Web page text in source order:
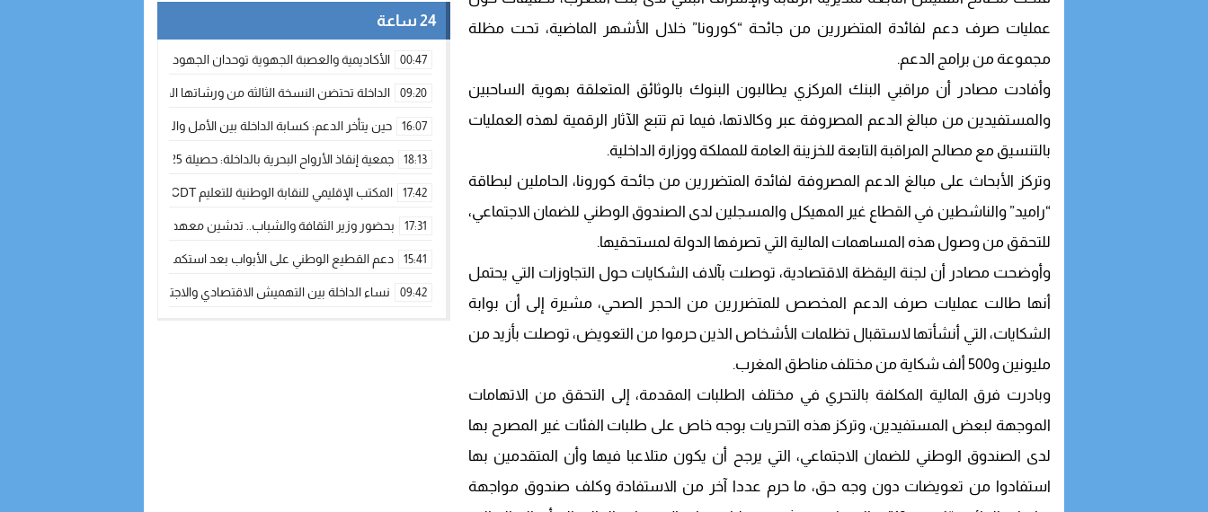
عمليات صرف دعم لفائدة المتضررين من جائحة “كورونا” خلال الأشهر الماضية، تحت مظلة
مجموعة من برامج الدعم.
وأفادت مصادر أن مراقبي البنك المركزي يطالبون البنوك بالوثائق المتعلقة بهوية الساحبين
والمستفيدين من مبالغ الدعم المصروفة عبر وكالاتها، فيما تم تتبع الآثار الرقمية لهذه العمليات
بالتنسيق مع مصالح المراقبة التابعة للخزينة العامة للمملكة ووزارة الداخلية.
وتركز الأبحاث على مبالغ الدعم المصروفة لفائدة المتضررين من جائحة كورونا، الحاملين لبطاقة
“راميد” والناشطين في القطاع غير المهيكل والمسجلين لدى الصندوق الوطني للضمان الاجتماعي،
للتحقق من وصول هذه المساهمات المالية التي تصرفها الدولة لمستحقيها.
وأوضحت مصادر أن لجنة اليقظة الاقتصادية، توصلت بآلاف الشكايات حول التجاوزات التي يحتمل
أنها طالت عمليات صرف الدعم المخصص للمتضررين من الحجر الصحي، مشيرة إلى أن بوابة
الشكايات، التي أنشأتها لاستقبال تظلمات الأشخاص الذين حرموا من التعويض، توصلت بأزيد من
مليونين و500 ألف شكاية من مختلف مناطق المغرب.
وبادرت فرق المالية المكلفة بالتحري في مختلف الطلبات المقدمة، إلى التحقق من الاتهامات
الموجهة لبعض المستفيدين، وتركز هذه التحريات بوجه خاص على طلبات الفئات غير المصرح بها
لدى الصندوق الوطني للضمان الاجتماعي، التي يرجح أن يكون متلاعبا فيها وأن المتقدمين بها
استفادوا من تعويضات دون وجه حق، ما حرم عددا آخر من الاستفادة وكلف صندوق مواجهة
24 ساعة
00:47 الأكاديمية والعصبة الجهوية توحدان الجهود لتطوير الممارسة الكروية بجهة
09:20 الداخلة تحتضن النسخة الثالثة من ورشاتها الدولية: تكوين متخصص في التراث
16:07 حين يتأخر الدعم: كسابة الداخلة بين الأمل والقلق ؟
18:13 جمعية إنقاذ الأرواح البحرية بالداخلة: حصيلة 2025 بين مهام الإنقاذ ومشروع “دار البحار”
17:42 المكتب الإقليمي للنقابة الوطنية للتعليم CDT يجتمع مع المدير الإقليمي لمناقشة ملفات جوهرية لنساء ورجال التعليم
17:31 بحضور وزير الثقافة والشباب.. تدشين معهد الموسيقى والفنون الكوريغرافية بالداخلة
15:41 دعم القطيع الوطني على الأبواب بعد استكمال الترقيم… الفلاحة المغربية
09:42 نساء الداخلة بين التهميش الاقتصادي والاجتماعي… في المؤسسات الإنتاجية